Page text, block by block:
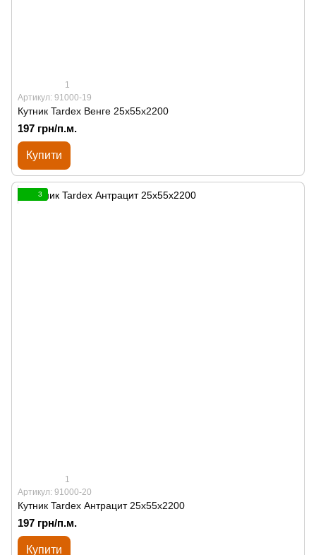
1
Артикул: 91000-19
Кутник Tardex Венге 25х55х2200
197 грн/п.м.
Купити
3
1
Артикул: 91000-20
Кутник Tardex Антрацит 25х55х2200
197 грн/п.м.
Купити